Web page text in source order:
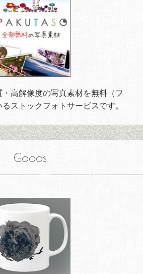
高解像度の写真素材を無料（フ
ストックフォトサービスです。
Goods